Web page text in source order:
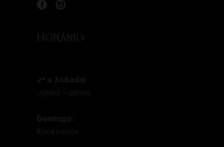
HORÁRIO
2ª a Sábado:
09h00 – 19h00
Domingo:
Encerrados